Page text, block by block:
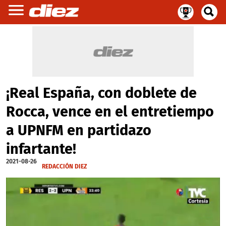
¡Real España, con doblete de
Rocca, vence en el entretiempo
a UPNFM en partidazo
infartante!
2021-08-26
REDACCIÓN DIEZ